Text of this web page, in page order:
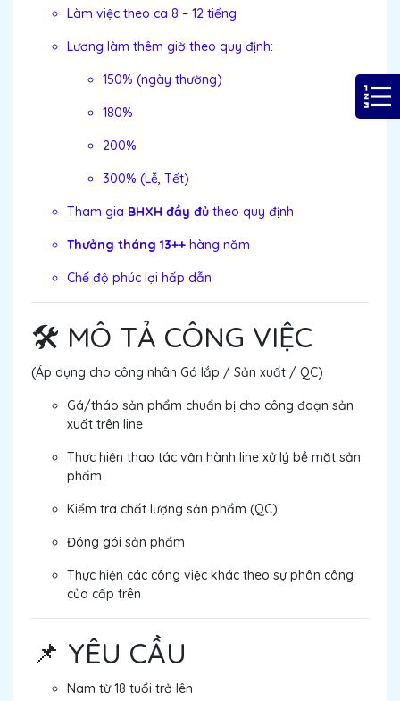
Làm việc theo ca 8 – 12 tiếng
Lương làm thêm giờ theo quy định:
150% (ngày thường)
180%
200%
300% (Lễ, Tết)
Tham gia BHXH đầy đủ theo quy định
Thưởng tháng 13++ hàng năm
Chế độ phúc lợi hấp dẫn
🛠 MÔ TẢ CÔNG VIỆC
(Áp dụng cho công nhân Gá lắp / Sản xuất / QC)
Gá/tháo sản phẩm chuẩn bị cho công đoạn sản
xuất trên line
Thực hiện thao tác vận hành line xử lý bề mặt sản
phẩm
Kiểm tra chất lượng sản phẩm (QC)
Đóng gói sản phẩm
Thực hiện các công việc khác theo sự phân công
của cấp trên
📌 YÊU CẦU
Nam từ 18 tuổi trở lên